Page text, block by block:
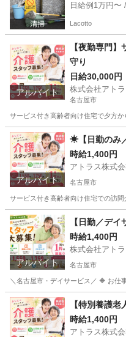
Lacotto
アルバイト
【夜勤専門
守り
日給30,000円
株式会社アトラ
名古屋市
サービス付き高齢者向け住宅で夕方
愛知 名古屋市 介護 サ
アルバイト
☀【日勤のみ
時給1,400円
アトラス株式
名古屋市
サービス付き高齢者向け住宅での訪
愛知 名古屋市 介護 サ
アルバイト
【日勤／デイ
時給1,400円
株式会社アトラ
名古屋市
＼名古屋市・デイサービス／ 🔶 お仕
愛知 名古屋市 介護士 時
【特別養護老
時給1,400円
アトラス株式